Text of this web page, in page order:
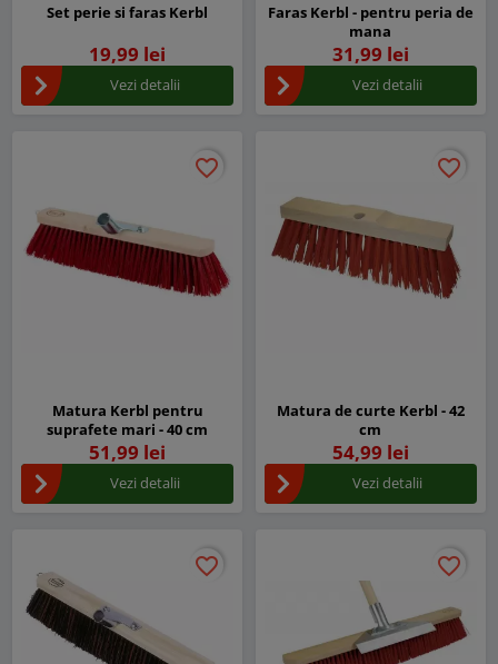
Set perie si faras Kerbl
19,99 lei
Vezi detalii
Faras Kerbl - pentru peria de
mana
31,99 lei
Vezi detalii
favorite_border
favorite_border
Matura Kerbl pentru
suprafete mari - 40 cm
51,99 lei
Vezi detalii
favorite_border
favorite_border
Matura de curte Kerbl - 42
cm
54,99 lei
Vezi detalii
favorite_border
favorite_border favorite_border
favorite_border